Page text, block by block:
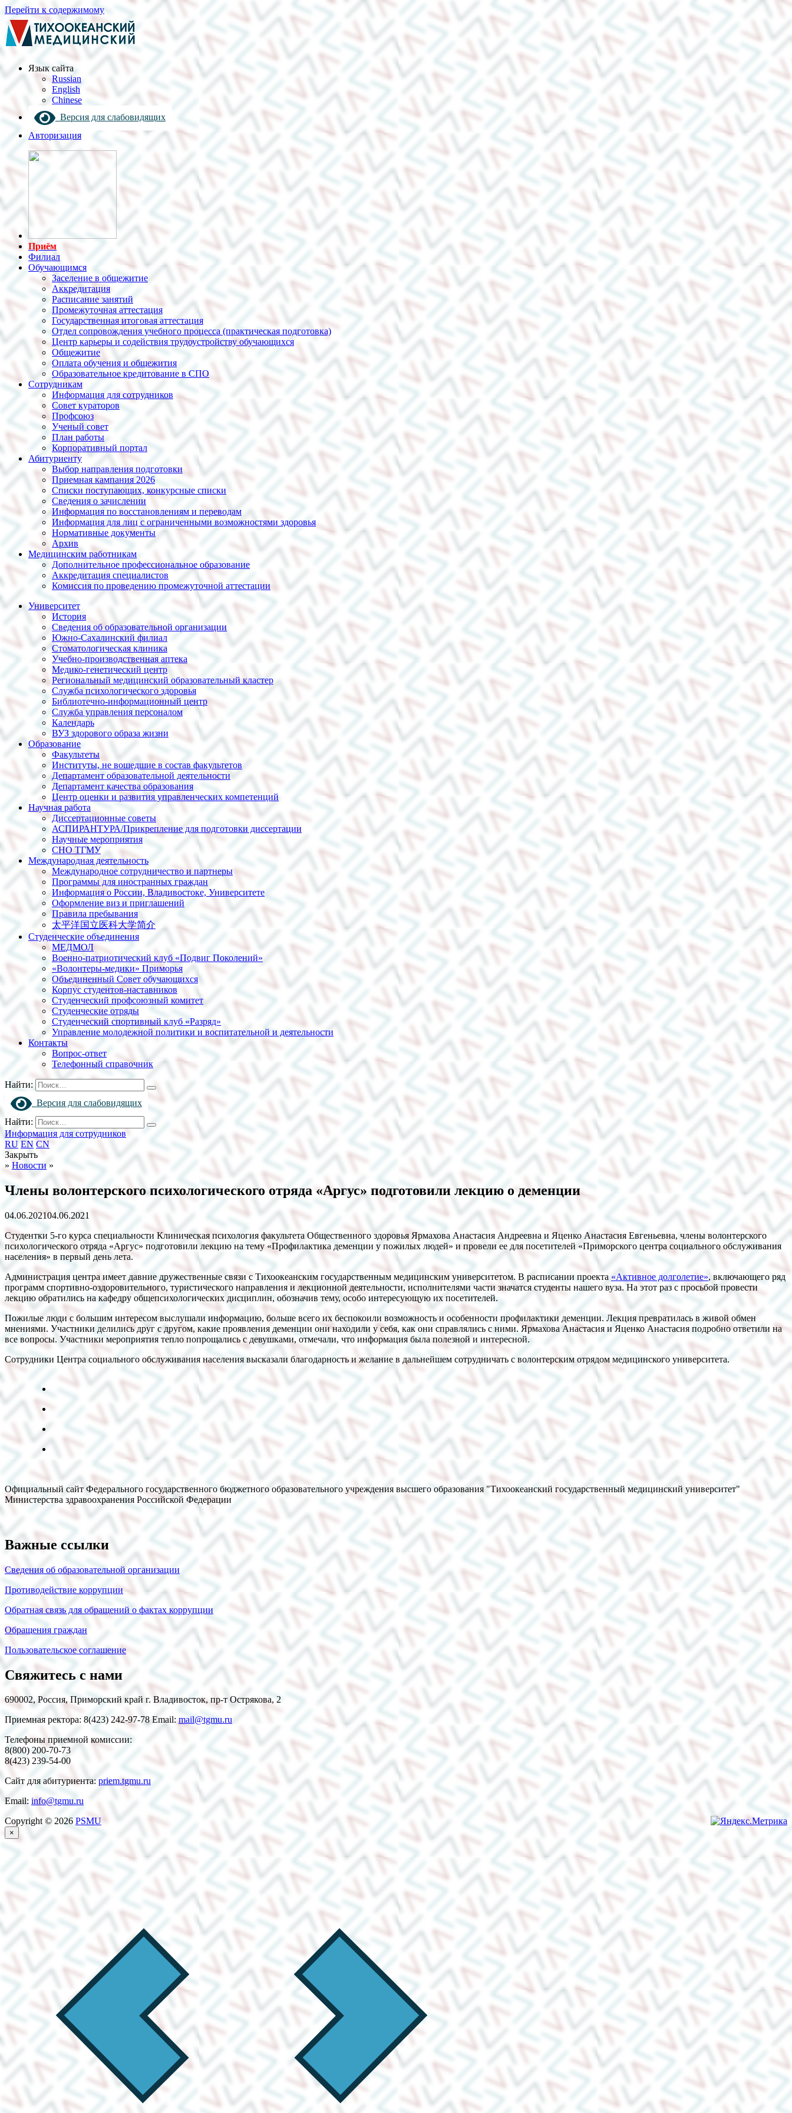
Перейти к содержимому
Язык cайта
Russian
English
Chinese
Версия для слабовидящих
Авторизация
Приём
Филиал
Обучающимся
Заселение в общежитие
Аккредитация
Расписание занятий
Промежуточная аттестация
Государственная итоговая аттестация
Отдел сопровождения учебного процесса (практическая подготовка)
Центр карьеры и содействия трудоустройству обучающихся
Общежитие
Оплата обучения и общежития
Образовательное кредитование в СПО
Сотрудникам
Информация для сотрудников
Совет кураторов
Профсоюз
Ученый совет
План работы
Корпоративный портал
Абитуриенту
Выбор направления подготовки
Приемная кампания 2026
Списки поступающих, конкурсные списки
Сведения о зачислении
Информация по восстановлениям и переводам
Информация для лиц с ограниченными возможностями здоровья
Нормативные документы
Архив
Медицинским работникам
Дополнительное профессиональное образование
Аккредитация специалистов
Комиссия по проведению промежуточной аттестации
Университет
История
Сведения об образовательной организации
Южно-Сахалинский филиал
Стоматологическая клиника
Учебно-производственная аптека
Медико-генетический центр
Региональный медицинский образовательный кластер
Служба психологического здоровья
Библиотечно-информационный центр
Служба управления персоналом
Календарь
ВУЗ здорового образа жизни
Образование
Факультеты
Институты, не вошедшие в состав факультетов
Департамент образовательной деятельности
Департамент качества образования
Центр оценки и развития управленческих компетенций
Научная работа
Диссертационные советы
АСПИРАНТУРА/Прикрепление для подготовки диссертации
Научные мероприятия
СНО ТГМУ
Международная деятельность
Международное сотрудничество и партнеры
Программы для иностранных граждан
Информация о России, Владивостоке, Университете
Оформление виз и приглашений
Правила пребывания
太平洋国立医科大学简介
Студенческие объединения
МЕДМОЛ
Военно-патриотический клуб «Подвиг Поколений»
«Волонтеры-медики» Приморья
Объединенный Совет обучающихся
Корпус студентов-наставников
Студенческий профсоюзный комитет
Студенческие отряды
Студенческий спортивный клуб «Разряд»
Управление молодежной политики и воспитательной и деятельности
Контакты
Вопрос-ответ
Телефонный справочник
Найти:
Версия для слабовидящих
Найти:
Информация для сотрудников
RU EN CN
Закрыть
» Новости »
Члены волонтерского психологического отряда «Аргус» подготовили лекцию о деменции
04.06.202104.06.2021
Студентки 5-го курса специальности Клиническая психология факультета Общественного здоровья Ярмахова Анастасия Андреевна и Яценко Анастасия Евгеньевна, члены волонтерского
психологического отряда «Аргус» подготовили лекцию на тему «Профилактика деменции у пожилых людей» и провели ее для посетителей «Приморского центра социального обслуживания
населения» в первый день лета.
Администрация центра имеет давние дружественные связи с Тихоокеанским государственным медицинским университетом. В расписании проекта «Активное долголетие», включающего ряд
программ спортивно-оздоровительного, туристического направления и лекционной деятельности, исполнителями части значатся студенты нашего вуза. На этот раз с просьбой провести
лекцию обратились на кафедру общепсихологических дисциплин, обозначив тему, особо интересующую их посетителей.
Пожилые люди с большим интересом выслушали информацию, больше всего их беспокоили возможность и особенности профилактики деменции. Лекция превратилась в живой обмен
мнениями. Участники делились друг с другом, какие проявления деменции они находили у себя, как они справлялись с ними. Ярмахова Анастасия и Яценко Анастасия подробно ответили на
все вопросы. Участники мероприятия тепло попрощались с девушками, отмечали, что информация была полезной и интересной.
Сотрудники Центра социального обслуживания населения высказали благодарность и желание в дальнейшем сотрудничать с волонтерским отрядом медицинского университета.
Официальный сайт Федерального государственного бюджетного образовательного учреждения высшего образования "Тихоокеанский государственный медицинский университет"
Министерства здравоохранения Российской Федерации
Важные ссылки
Сведения об образовательной организации
Противодействие коррупции
Обратная связь для обращений о фактах коррупции
Обращения граждан
Пользовательское соглашение
Свяжитесь с нами
690002, Россия, Приморский край г. Владивосток, пр-т Острякова, 2
Приемная ректора: 8(423) 242-97-78 Email:mail@tgmu.ru
Телефоны приемной комиссии:
8(800) 200-70-73
8(423) 239-54-00
Сайт для абитуриента: priem.tgmu.ru
Email: info@tgmu.ru
Copyright © 2026 PSMU
×